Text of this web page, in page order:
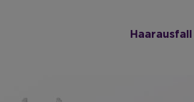
Haarausfall